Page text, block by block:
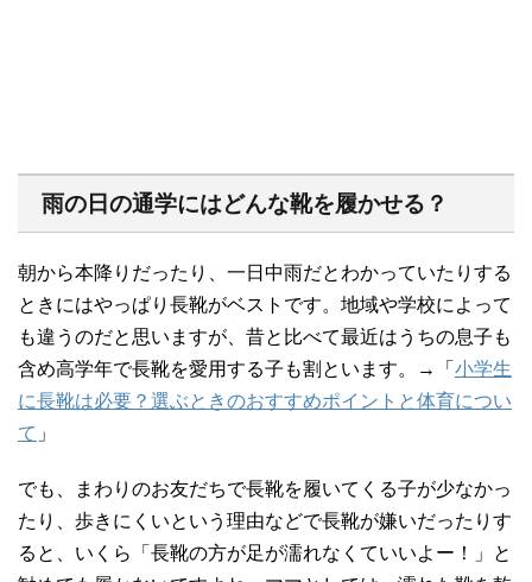
雨の日の通学にはどんな靴を履かせる？
朝から本降りだったり、一日中雨だとわかっていたりする
ときにはやっぱり長靴がベストです。地域や学校によって
も違うのだと思いますが、昔と比べて最近はうちの息子も
含め高学年で長靴を愛用する子も割といます。→「 小学生
に長靴は必要？選ぶときのおすすめポイントと体育につい
て 」
でも、まわりのお友だちで長靴を履いてくる子が少なかっ
たり、歩きにくいという理由などで長靴が嫌いだったりす
ると、いくら「長靴の方が足が濡れなくていいよー！」と